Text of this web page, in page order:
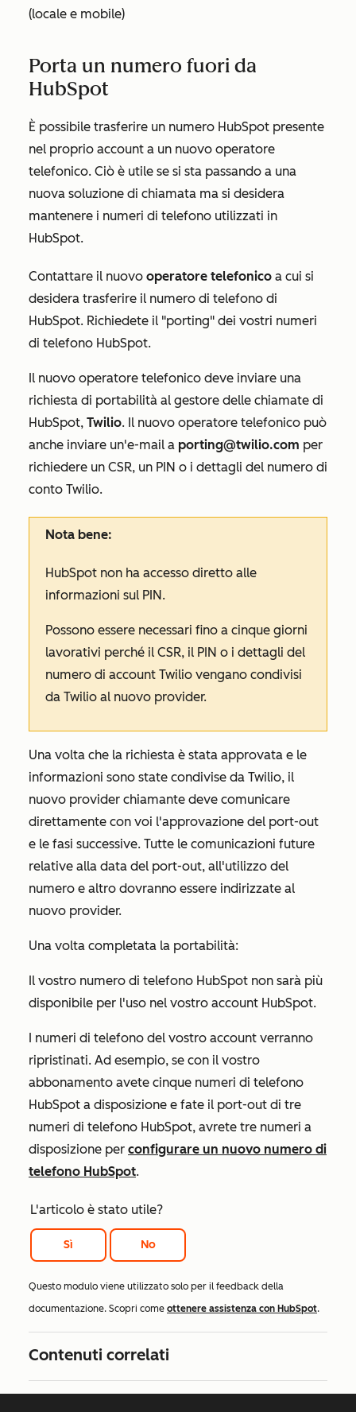
(locale e mobile)
Porta un numero fuori da
HubSpot
È possibile trasferire un numero HubSpot presente
nel proprio account a un nuovo operatore
telefonico. Ciò è utile se si sta passando a una
nuova soluzione di chiamata ma si desidera
mantenere i numeri di telefono utilizzati in
HubSpot.
Contattare il nuovo operatore telefonico a cui si
desidera trasferire il numero di telefono di
HubSpot. Richiedete il "porting" dei vostri numeri
di telefono HubSpot.
Il nuovo operatore telefonico deve inviare una
richiesta di portabilità al gestore delle chiamate di
HubSpot, Twilio. Il nuovo operatore telefonico può
anche inviare un'e-mail a porting@twilio.com per
richiedere un CSR, un PIN o i dettagli del numero di
conto Twilio.
Nota bene:
HubSpot non ha accesso diretto alle
informazioni sul PIN.
Possono essere necessari fino a cinque giorni
lavorativi perché il CSR, il PIN o i dettagli del
numero di account Twilio vengano condivisi
da Twilio al nuovo provider.
Una volta che la richiesta è stata approvata e le
informazioni sono state condivise da Twilio, il
nuovo provider chiamante deve comunicare
direttamente con voi l'approvazione del port-out
e le fasi successive. Tutte le comunicazioni future
relative alla data del port-out, all'utilizzo del
numero e altro dovranno essere indirizzate al
nuovo provider.
Una volta completata la portabilità:
Il vostro numero di telefono HubSpot non sarà più
disponibile per l'uso nel vostro account HubSpot.
I numeri di telefono del vostro account verranno
ripristinati. Ad esempio, se con il vostro
abbonamento avete cinque numeri di telefono
HubSpot a disposizione e fate il port-out di tre
numeri di telefono HubSpot, avrete tre numeri a
disposizione per configurare un nuovo numero di
telefono HubSpot.
L'articolo è stato utile?
Sì No
Questo modulo viene utilizzato solo per il feedback della
documentazione. Scopri come ottenere assistenza con HubSpot.
Contenuti correlati